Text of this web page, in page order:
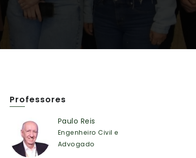
Professores
Paulo Reis
Engenheiro Civil e
Advogado